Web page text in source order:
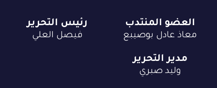
العضو المنتدب
معاذ عادل بوصيبع
رئيس التحرير
فيصل العلي
مدير التحرير
وليد صبري